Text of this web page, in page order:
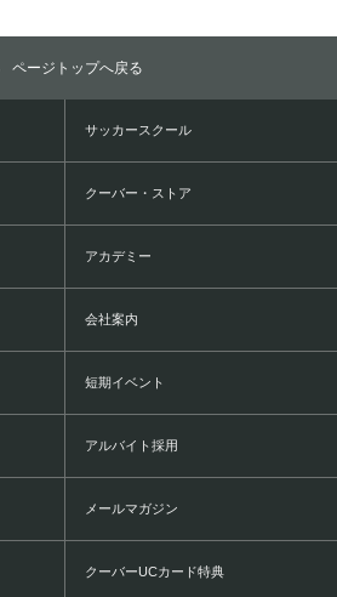
ページトップへ戻る
サッカースクール
クーバー・ストア
アカデミー
会社案内
短期イベント
アルバイト採用
メールマガジン
クーバーUCカード特典